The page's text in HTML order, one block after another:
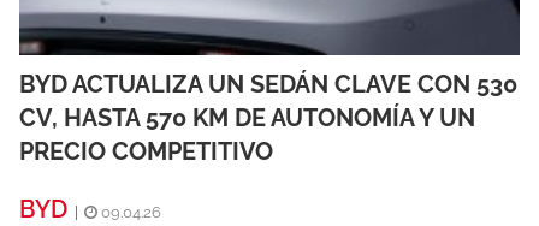
BYD ACTUALIZA UN SEDÁN CLAVE CON 530
CV, HASTA 570 KM DE AUTONOMÍA Y UN
PRECIO COMPETITIVO
BYD
09.04.26